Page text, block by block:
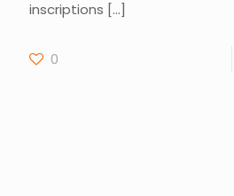
inscriptions […]
0